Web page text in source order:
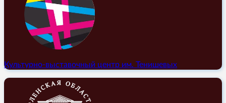
Культурно-выставочный центр им. Тенишевых